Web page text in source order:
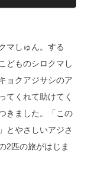
マしゅん。する
どものシロクマし
ョクアジサシのア
てくれて助けてく
きました。「この
とやさしいアジさ
2匹の旅がはじま